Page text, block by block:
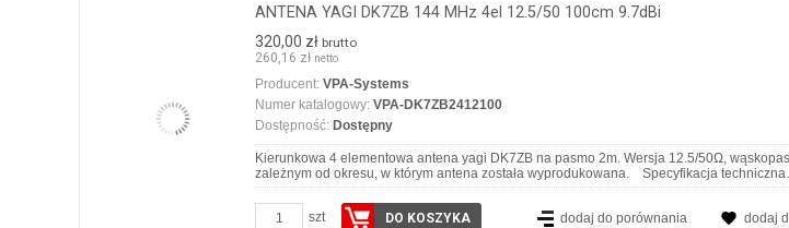
ANTENA YAGI DK7ZB 144 MHz 4el 12.5/50 100cm 9.7dBi
320,00 zł brutto
260,16 zł netto
Producent: VPA-Systems
Numer katalogowy: VPA-DK7ZB2412100
Dostępność: Dostępny
Kierunkowa 4 elementowa antena yagi DK7ZB na pasmo 2m. Wersja 12.5/50Ω,
zależnym od okresu, w którym antena została wyprodukowana. Specyfikacja
szt DO KOSZYKA dodaj do porównania dodaj